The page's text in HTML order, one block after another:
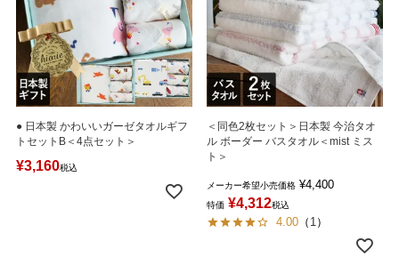
● 日本製 かわいいガーゼタオルギフ
トセットB＜4点セット＞
¥3,160税込
＜同色2枚セット＞日本製 今治タオ
ル ボーダー バスタオル＜mist ミス
ト＞
メーカー希望小売価格 ¥4,400
特価 ¥4,312税込
4.00 （ 1 ）